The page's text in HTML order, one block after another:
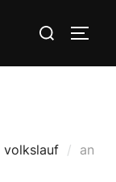
Suchen
volkslauf an